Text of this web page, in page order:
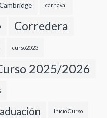
carnaval
Corredera
curso2023
2025/2026
Inicio Curso